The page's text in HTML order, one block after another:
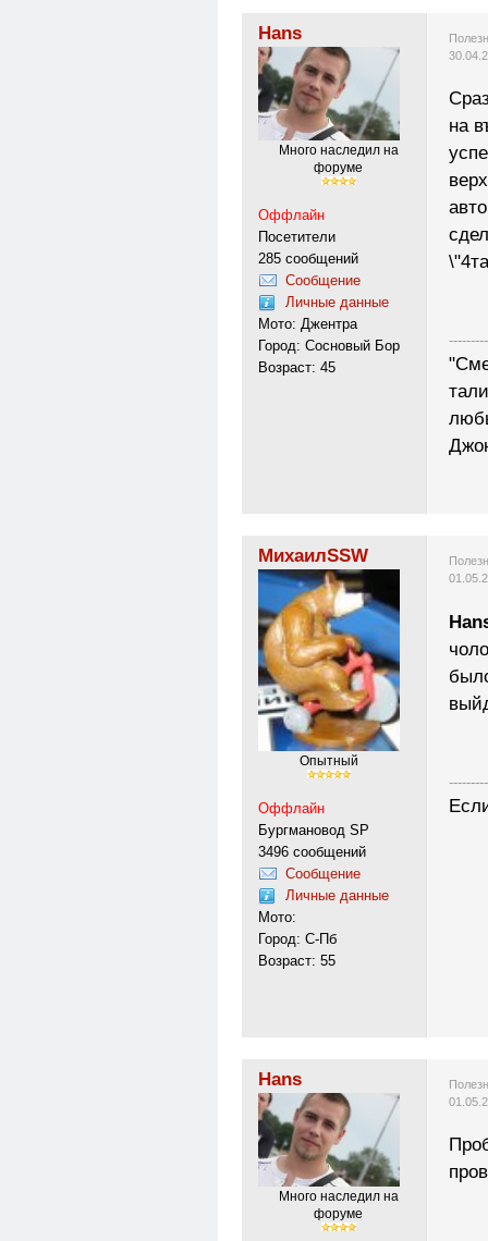
Hans
Много наследил на
форуме
Оффлайн
Посетители
285 сообщений
Сообщение
Личные данные
Мото: Джентра
Город: Сосновый Бор
Возраст: 45
на
МихаилSSW
Опытный
Оффлайн
Бургмановод SP
3496 сообщений
Сообщение
Личные данные
Мото:
Город: С-Пб
Возраст: 55
Hans
Много наследил на
форуме